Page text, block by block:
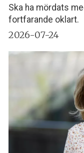
Ska ha mördats
fortfarande oklart.
2026-07-24